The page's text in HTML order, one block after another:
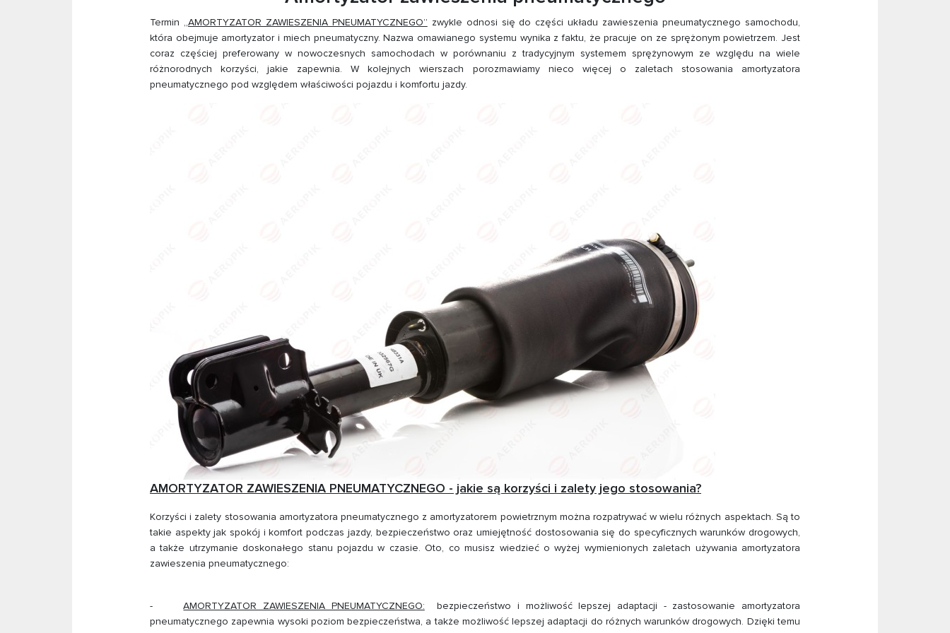
Termin „AMORTYZATOR ZAWIESZENIA PNEUMATYCZNEGO” zwykle odnosi się do części układu zawieszenia pneumatycznego samochodu,
która obejmuje amortyzator i miech pneumatyczny. Nazwa omawianego systemu wynika z faktu, że pracuje on ze sprężonym powietrzem. Jest
coraz częściej preferowany w nowoczesnych samochodach w porównaniu z tradycyjnym systemem sprężynowym ze względu na wiele
różnorodnych korzyści, jakie zapewnia. W kolejnych wierszach porozmawiamy nieco więcej o zaletach stosowania amortyzatora
pneumatycznego pod względem właściwości pojazdu i komfortu jazdy.
AMORTYZATOR ZAWIESZENIA PNEUMATYCZNEGO - jakie są korzyści i zalety jego stosowania?
Korzyści i zalety stosowania amortyzatora pneumatycznego z amortyzatorem powietrznym można rozpatrywać w wielu różnych aspektach. Są to
takie aspekty jak spokój i komfort podczas jazdy, bezpieczeństwo oraz umiejętność dostosowania się do specyficznych warunków drogowych,
a także utrzymanie doskonałego stanu pojazdu w czasie. Oto, co musisz wiedzieć o wyżej wymienionych zaletach używania amortyzatora
zawieszenia pneumatycznego:
-AMORTYZATOR ZAWIESZENIA PNEUMATYCZNEGO: bezpieczeństwo i możliwość lepszej adaptacji - zastosowanie amortyzatora
pneumatycznego zapewnia wysoki poziom bezpieczeństwa, a także możliwość lepszej adaptacji do różnych warunków drogowych. Dzięki temu